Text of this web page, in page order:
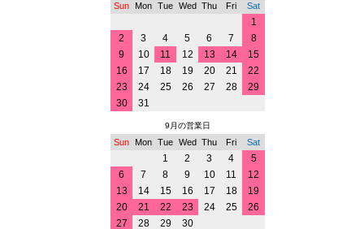
Sun Mon Tue Wed Thu Fri Sat
1
2
3 4 5 6 7
8
9
10 11 12 13 14
15
16
17 18 19 20 21
22
23
24 25 26 27 28
29
30
31
9月の営業日
Sun Mon Tue Wed Thu Fri Sat
1 2 3 4
5
6
7 8 9 10 11
12
13
14 15 16 17 18
19
20
21 22 23 24 25
26
27
28 29 30